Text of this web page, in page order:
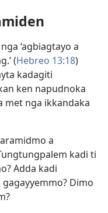
‘agbiagtayo a
(Hebreo 13:18)
kadagiti
ken napudnoka
met nga ikkandaka
a
kadi ti
Adda kadi
Dimo